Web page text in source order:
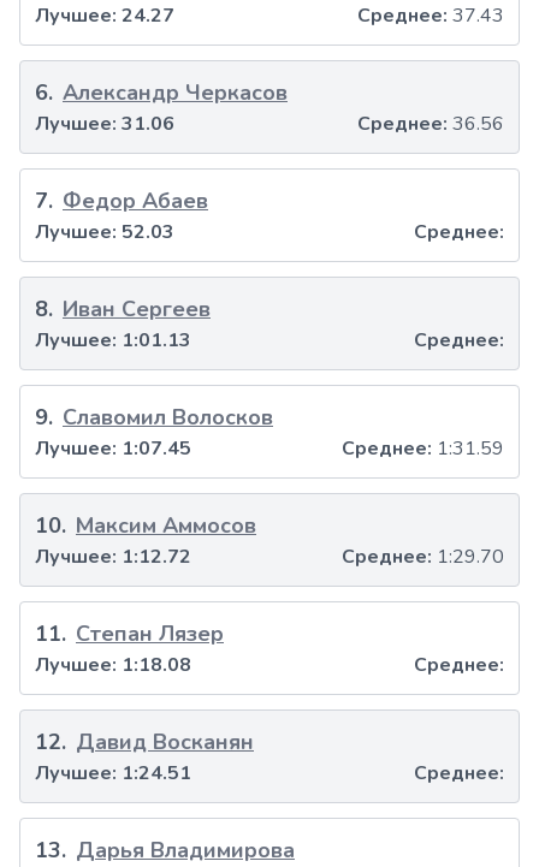
Среднее: 37.43
Лучшее: 24.27
6. Александр Черкасов
Среднее: 36.56
Лучшее: 31.06
7. Федор Абаев
Среднее:
Лучшее: 52.03
8. Иван Сергеев
Среднее:
Лучшее: 1:01.13
9. Славомил Волосков
Среднее: 1:31.59
Лучшее: 1:07.45
10. Максим Аммосов
Среднее: 1:29.70
Лучшее: 1:12.72
11. Степан Лязер
Среднее:
Лучшее: 1:18.08
12. Давид Восканян
Среднее:
Лучшее: 1:24.51
13. Дарья Владимирова